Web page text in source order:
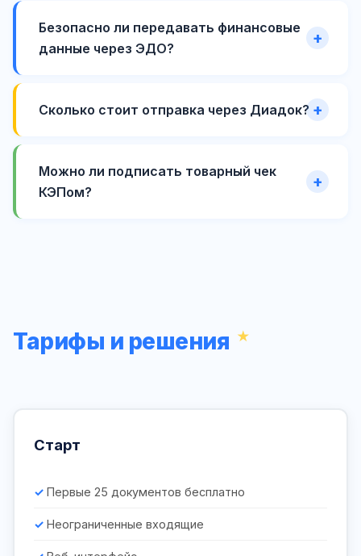
Безопасно ли передавать финансовые
данные через ЭДО?
Сколько стоит отправка через Диадок?
Можно ли подписать товарный чек
КЭПом?
Тарифы и решения
Старт
Первые 25 документов бесплатно
Неограниченные входящие